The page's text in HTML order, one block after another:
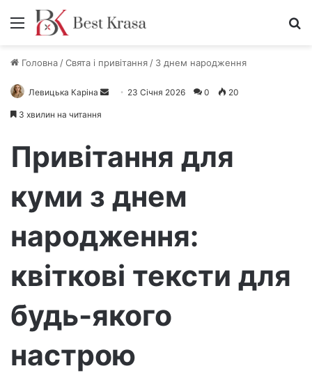
Меню
Головна /Свята і привітання / З днем народження
Левицька Каріна
ш
т
е
е
т
р
н
23 Січня 2026 0 20
3 хвилин на читання
Привітання для
куми з днем
народження:
квіткові тексти для
будь-якого
настрою